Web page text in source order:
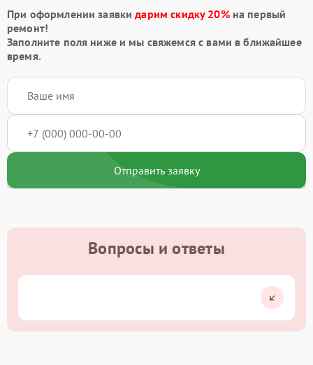
При оформлении заявкидарим скидку 20%на первый
ремонт!
Заполните поля ниже и мы свяжемся с вами в ближайшее
время.
Отправить заявку
Вопросы и ответы